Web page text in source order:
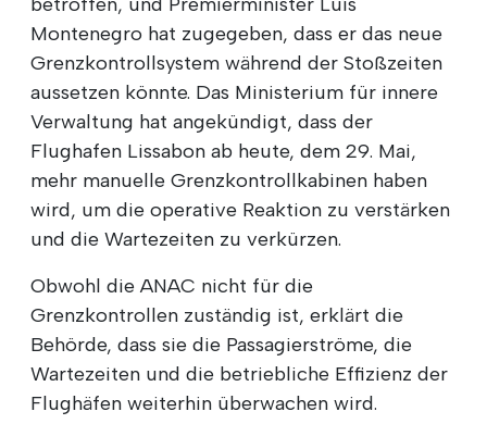
Montenegro hat zugegeben, dass er das neue
Grenzkontrollsystem während der Stoßzeiten
aussetzen könnte. Das Ministerium für innere
Verwaltung hat angekündigt, dass der
Flughafen Lissabon ab heute, dem 29. Mai,
mehr manuelle Grenzkontrollkabinen haben
wird, um die operative Reaktion zu verstärken
und die Wartezeiten zu verkürzen.
Obwohl die ANAC nicht für die
Grenzkontrollen zuständig ist, erklärt die
Behörde, dass sie die Passagierströme, die
Wartezeiten und die betriebliche Effizienz der
Flughäfen weiterhin überwachen wird.